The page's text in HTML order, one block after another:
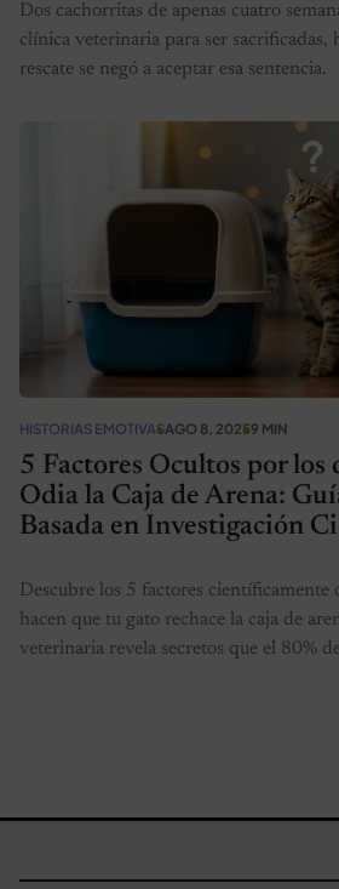
Dos cachorritas de apenas cuatro
clínica veterinaria para ser sacrificadas,
rescate se negó a aceptar esa sentencia.
HISTORIAS EMOTIVASAGO 8, 20259 MIN
5 Factores Ocultos por los
Odia la Caja de Arena:
Basada en Investigación
Descubre los 5 factores científicamente
hacen que tu gato rechace la caja de
veterinaria revela secretos que el 80%